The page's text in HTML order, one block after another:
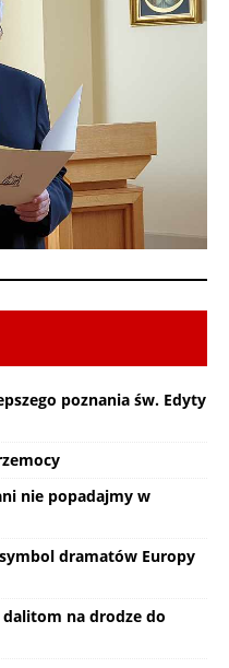
poznania św. Edyty
nie popadajmy w
symbol dramatów Europy
dalitom na drodze do